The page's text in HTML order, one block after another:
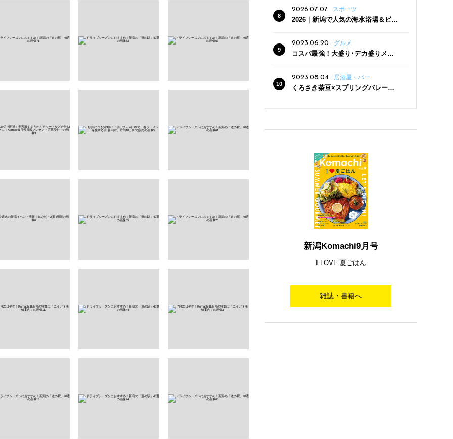
クーポン登場
2026.07.07 スポーツ
2026｜新潟で人気の海水浴場＆ビー
2023.06.20
グルメ
コスパ最強！大盛り･デカ盛りメニ
2023.08.04
居酒屋・バー
くろさき茶豆×スプリングバレー豊
新潟Komachi9月号
I LOVE 夏ごはん
雑誌・書籍へ